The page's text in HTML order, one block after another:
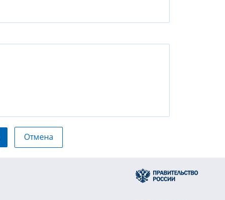
Отмена